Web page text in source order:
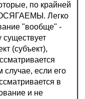
по крайней
Легко
"вообще" -
(субъект),
если его
в
и не